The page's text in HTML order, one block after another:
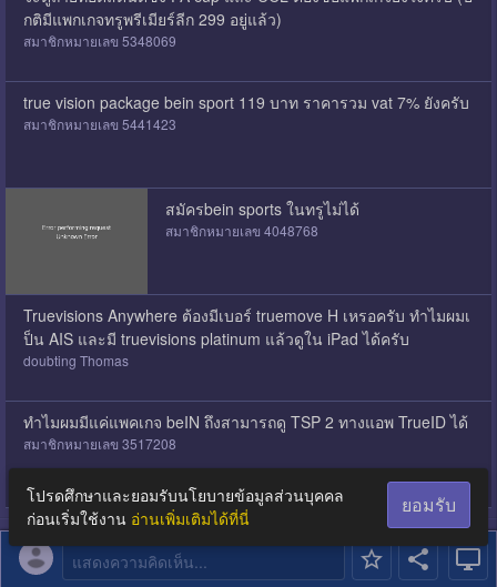
แสดงความคิดเห็น...
กติมีแพกเกจทรูพรีเมียร์ลีก 299 อยู่แล้ว)
สมาชิกหมายเลข 5348069
true vision package bein sport 119 บาท ราคารวม vat 7% ยังครับ
สมาชิกหมายเลข 5441423
สมัครbein sports ในทรูไม่ได้
สมาชิกหมายเลข 4048768
Truevisions Anywhere ต้องมีเบอร์ truemove H เหรอครับ ทำไมผมเ
ป็น AIS และมี truevisions platinum แล้วดูใน iPad ได้ครับ
doubting Thomas
ทำไมผมมีแค่แพคเกจ beIN ถึงสามารถดู TSP 2 ทางแอพ TrueID ได้
สมาชิกหมายเลข 3517208
โปรดศึกษาและยอมรับนโยบายข้อมูลส่วนบุคคล
ก่อนเริ่มใช้งาน อ่านเพิ่มเติมได้ที่นี่
ยอมรับ